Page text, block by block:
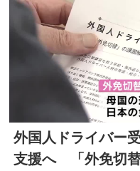
外国人ドライバー
支援へ 「外免切